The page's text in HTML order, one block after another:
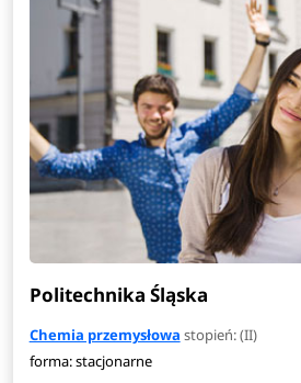
inżynierowie procesów.
Zobacz
Politechnika Śląska
Chemia przemysłowa stopień: (II)
forma: stacjonarne